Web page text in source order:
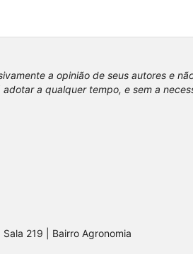
a opinião de seus autores e
a qualquer tempo, e sem a
219 | Bairro Agronomia